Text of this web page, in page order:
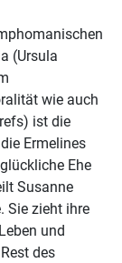
(Ursula
wie auch
ist die
Ermelines
Ehe
Susanne
Sie zieht ihre
und
des